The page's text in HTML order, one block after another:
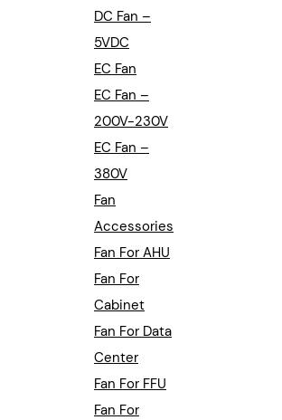
DC Fan –
5VDC
EC Fan
EC Fan –
200V-230V
EC Fan –
380V
Fan
Accessories
Fan For AHU
Fan For
Cabinet
Fan For Data
Center
Fan For FFU
Fan For